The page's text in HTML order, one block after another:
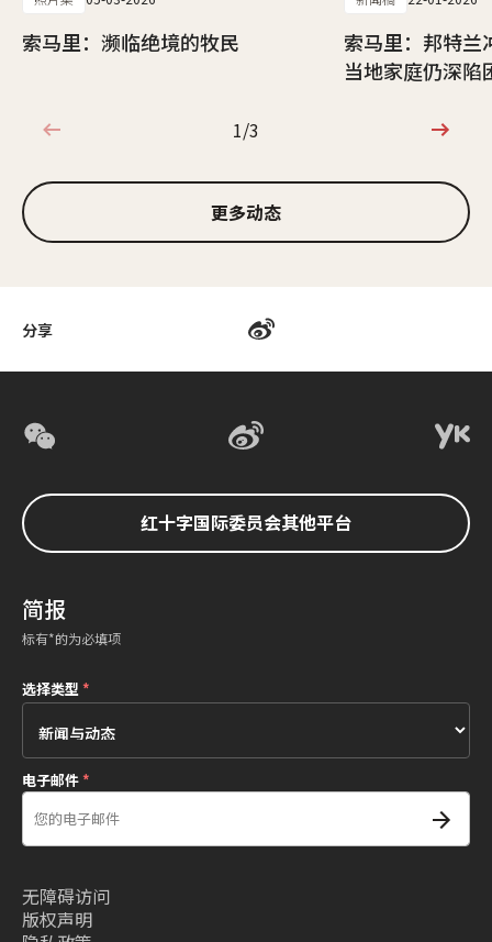
分享
索马里：濒临绝境的牧民
索马里：邦特兰
当地家庭仍深陷
1/3
1/3
更多动态
红十字国际委员会其他平台
简报
标有*的为必填项
选择类型*
电子邮件*
无障碍访问
版权声明